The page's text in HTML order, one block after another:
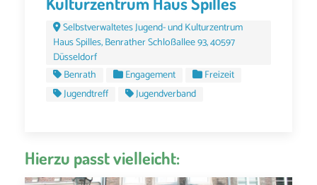
Selbstverwaltetes Jugend- und Kulturzentrum
Haus Spilles, Benrather Schloßallee 93, 40597
Düsseldorf
Benrath
Engagement
Freizeit
Jugendtreff
Jugendverband
Hierzu passt vielleicht: